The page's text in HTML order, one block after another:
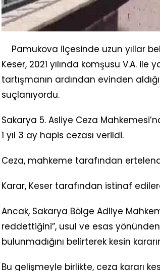
Pamukova ilçesinde uzun yıllar
Keser, 2021 yılında komşusu V.A. ile
tartışmanın ardından evinden
suçlanıyordu.
Sakarya 5. Asliye Ceza
1 yıl 3 ay hapis cezası verildi.
Ceza, mahkeme tarafından
Karar, Keser tarafından istinaf
Ancak, Sakarya Bölge Adliye
reddettiğini”, usul ve esas yönünden
bulunmadığını belirterek kesin
Bu gelişmeyle birlikte, ceza kararı